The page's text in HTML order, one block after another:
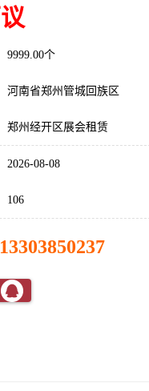
9999.00个
河南省郑州管城回族区
郑州经开区展会租赁
2026-08-08
106
13303850237